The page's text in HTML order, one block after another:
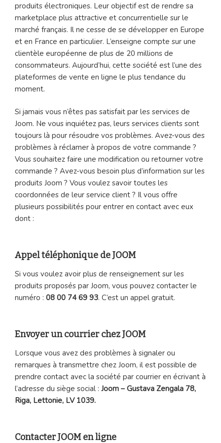
produits électroniques. Leur objectif est de rendre sa
marketplace plus attractive et concurrentielle sur le
marché français. Il ne cesse de se développer en Europe
et en France en particulier. L’enseigne compte sur une
clientèle européenne de plus de 20 millions de
consommateurs. Aujourd’hui, cette société est l’une des
plateformes de vente en ligne le plus tendance du
moment.
Si jamais vous n’êtes pas satisfait par les services de
Joom. Ne vous inquiétez pas, leurs services clients sont
toujours là pour résoudre vos problèmes. Avez-vous des
problèmes à réclamer à propos de votre commande ?
Vous souhaitez faire une modification ou retourner votre
commande ? Avez-vous besoin plus d’information sur les
produits Joom ? Vous voulez savoir toutes les
coordonnées de leur service client ? Il vous offre
plusieurs possibilités pour entrer en contact avec eux
dont :
Appel téléphonique de JOOM
Si vous voulez avoir plus de renseignement sur les
produits proposés par Joom, vous pouvez contacter le
numéro : 08 00 74 69 93. C’est un appel gratuit.
Envoyer un courrier chez JOOM
Lorsque vous avez des problèmes à signaler ou
remarques à transmettre chez Joom, il est possible de
prendre contact avec la société par courrier en écrivant à
l’adresse du siège social : Joom – Gustava Zengala 78,
Riga, Lettonie, LV 1039.
Contacter JOOM en ligne